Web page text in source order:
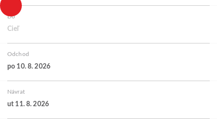
Do
Cieľ
Odchod
po 10. 8. 2026
Návrat
ut 11. 8. 2026